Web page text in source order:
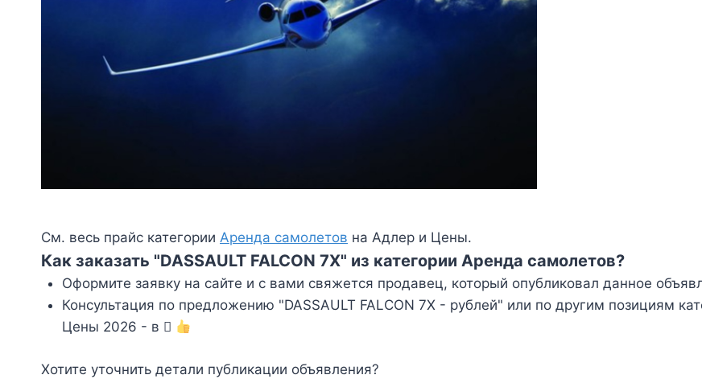
См. весь прайс категории Аренда самолетов на Адлер и Цены.
Как заказать "DASSAULT FALCON 7X" из категории Аренда самолетов?
Оформите заявку на сайте и с вами свяжется продавец, который опубликовал данное
Консультация по предложению "DASSAULT FALCON 7X - рублей" или по другим позициям
Цены 2026 - в
Хотите уточнить детали публикации объявления?